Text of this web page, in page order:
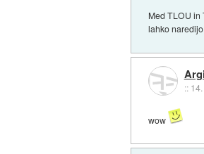
Med TLOU in
lahko
::
wow